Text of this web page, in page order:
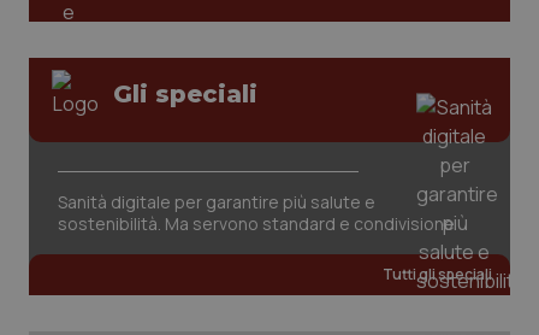
Gli speciali
Sanità digitale per garantire più salute e
sostenibilità. Ma servono standard e condivisione
Tutti gli speciali
2
session-id
www.quotidianosanita.it
.quotidianosanita.it
1
mese